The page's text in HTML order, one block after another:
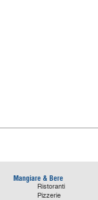
Mangiare & Bere
Ristoranti
Pizzerie